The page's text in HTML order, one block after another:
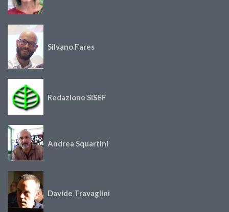
Silvano Fares
Redazione SISEF
Andrea Squartini
Davide Travaglini